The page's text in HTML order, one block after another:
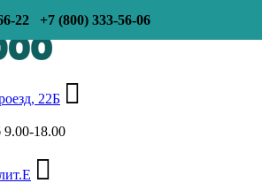
22 +7 (800) 333-56-06
22Б
9.00-18.00